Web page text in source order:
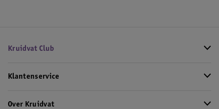
Kruidvat Club
Klantenservice
Over Kruidvat